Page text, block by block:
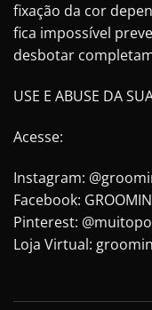
fixação da cor
fica impossível
desbotar
USE E ABUSE DA
Acesse:
Instagram:
Facebook:
Pinterest:
Loja Virtual: